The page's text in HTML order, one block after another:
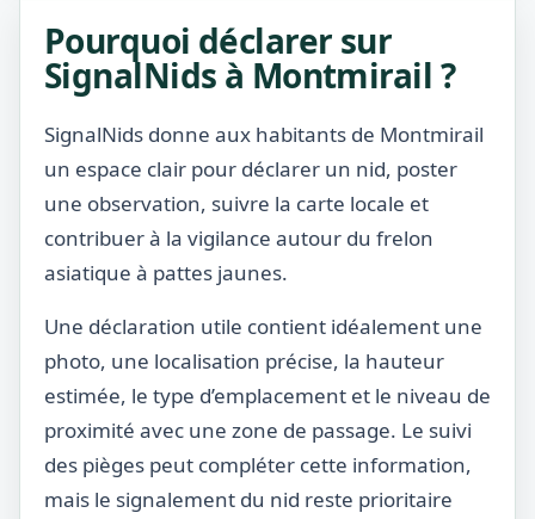
Pourquoi déclarer sur
SignalNids à Montmirail ?
SignalNids donne aux habitants de Montmirail
un espace clair pour déclarer un nid, poster
une observation, suivre la carte locale et
contribuer à la vigilance autour du frelon
asiatique à pattes jaunes.
Une déclaration utile contient idéalement une
photo, une localisation précise, la hauteur
estimée, le type d’emplacement et le niveau de
proximité avec une zone de passage. Le suivi
des pièges peut compléter cette information,
mais le signalement du nid reste prioritaire